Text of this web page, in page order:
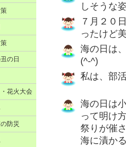
しそうな
７月２０
ったけど
海の日は
(^-^)
私は、部
海の日は
って明け
祭りが催
海に漬か
の日
花火大会
防災